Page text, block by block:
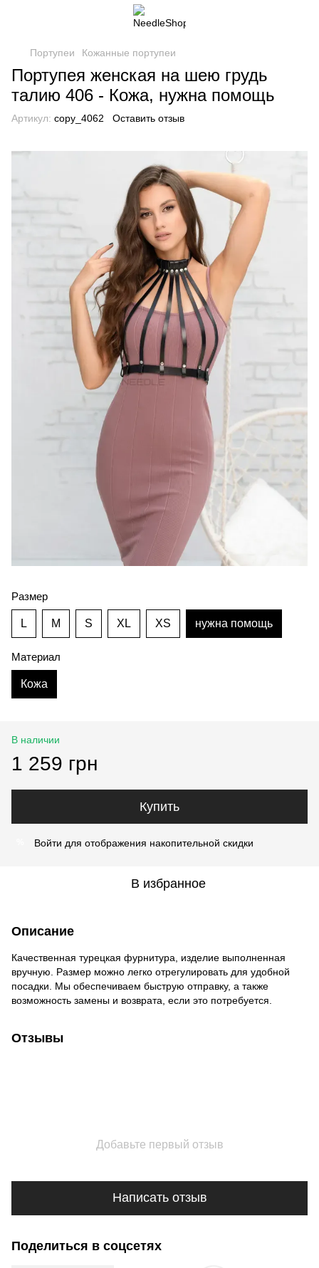
Портупеи Кожанные портупеи
Портупея женская на шею грудь
талию 406 - Кожа, нужна помощь
Артикул: copy_4062 Оставить отзыв
Размер
L M S XL XS нужна помощь
Материал
Кожа
В наличии
1 259 грн
Купить
Войти для отображения накопительной скидки
В избранное
Описание
Качественная турецкая фурнитура, изделие выполненная
вручную. Размер можно легко отрегулировать для удобной
посадки. Мы обеспечиваем быструю отправку, а также
возможность замены и возврата, если это потребуется.
Отзывы
Добавьте первый отзыв
Написать отзыв
Поделиться в соцсетях